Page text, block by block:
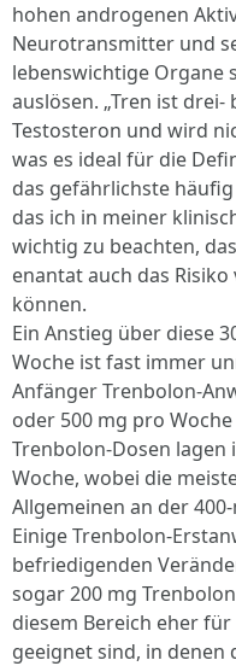
hohen androgenen
Neurotransmitter und
lebenswichtige Organe
auslösen. „Tren ist
Testosteron und wird
was es ideal für die
das gefährlichste
das ich in meiner
wichtig zu beachten,
enantat auch das
können.
Ein Anstieg über diese
Woche ist fast immer
Anfänger Trenbolon-
oder 500 mg pro
Trenbolon-Dosen lagen
Woche, wobei die
Allgemeinen an der
Einige Trenbolon-
befriedigenden
sogar 200 mg
diesem Bereich eher
geeignet sind, in